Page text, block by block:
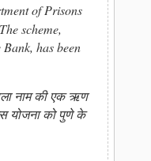
of Prisons
scheme,
has been
नाम की एक ऋण
योजना को पुणे के